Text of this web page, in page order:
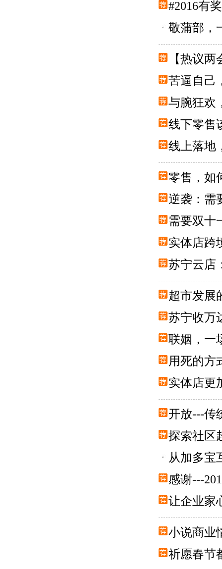
#2016有
敬蒲部，
【热议
苦逼自己
与腕狂欢
线下零售
线上落地
零售，如
逆袭：需
需要双十
实体店跨
苏宁云店
超市发展
苏宁收万
联姻，一
用死的方
实体店更
开放---传
探索社区
从加多宝
感谢---
让企业家
小说商业
祈愿春节